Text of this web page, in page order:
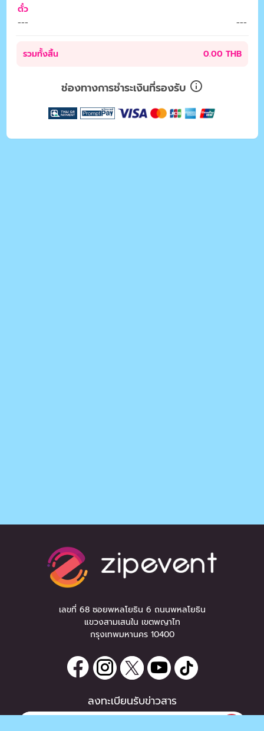
ตั๋ว
---
---
รวมทั้งสิ้น 0.00 THB
ช่องทางการชำระเงินที่รองรับ
เลขที่ 68 ซอยพหลโยธิน 6 ถนนพหลโยธิน
แขวงสามเสนใน เขตพญาไท
กรุงเทพมหานคร 10400
ลงทะเบียนรับข่าวสาร